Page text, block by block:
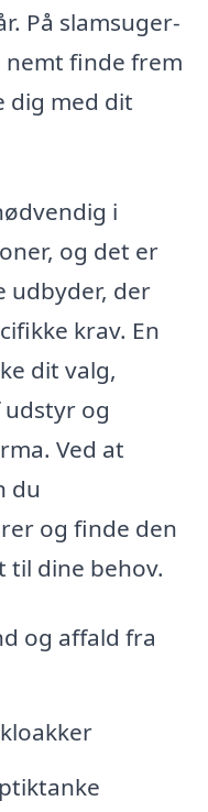
På slamsuger-
finde frem
dig med dit
i
og det er
der
krav. En
dit valg,
og
Ved at
du
og finde den
til dine behov.
og affald fra